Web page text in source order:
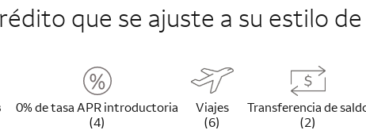
que se ajuste a su estilo
0% de tasa APR introductoria
(4)
Viajes
(6)
Transferencia de
(2)